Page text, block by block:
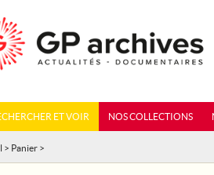
ET VOIR NOS COLLECTIONS
> Panier >